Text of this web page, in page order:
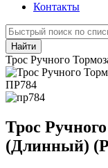
Контакты
Найти
Трос Ручного
ПР784
Трос
(Длинный)